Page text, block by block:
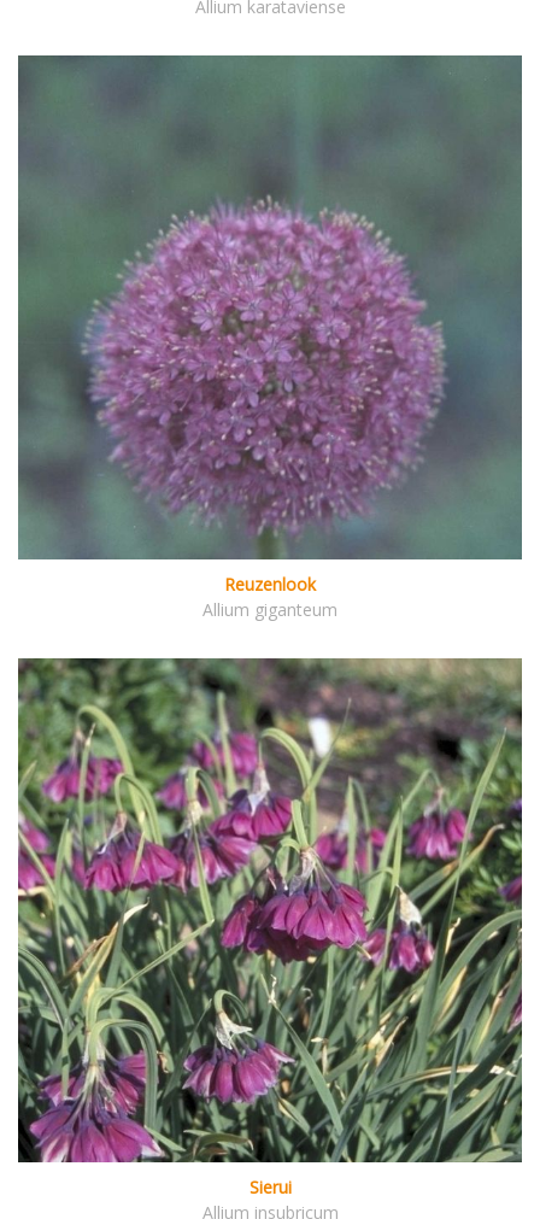
Allium karataviense
Reuzenlook
Allium giganteum
Sierui
Allium insubricum